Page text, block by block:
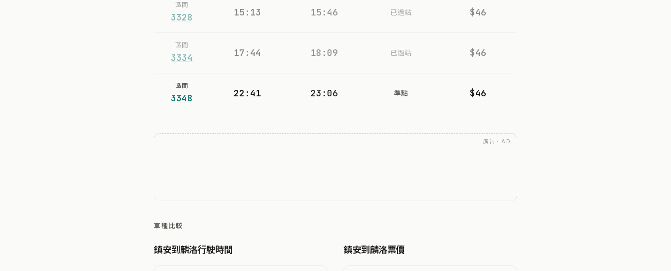
區間
3328 15:13 15:46 已過站 $46
區間
3334 17:44 18:09 已過站 $46
區間
3348 22:41 23:06 準點 $46
廣告 · AD
車種比較
鎮安到麟洛行駛時間 鎮安到麟洛票價